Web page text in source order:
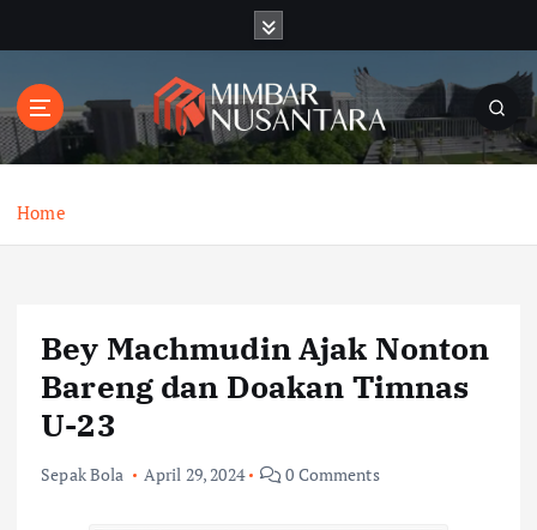
t
o
Home
Bey Machmudin Ajak Nonton
Bareng dan Doakan Timnas
U-23
Sepak Bola April 29, 2024 0 Comments